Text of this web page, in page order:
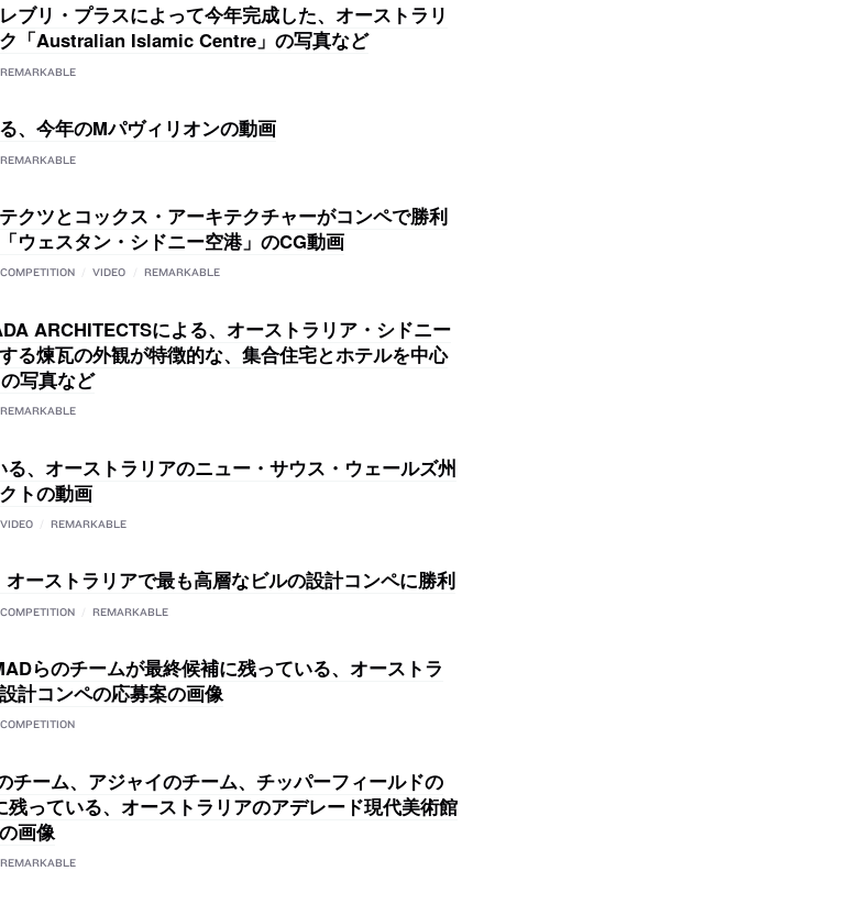
ブリ・プラスによって今年完成した、オーストラリ
「Australian Islamic Centre」の写真など
REMARKABLE
、今年のMパヴィリオンの動画
REMARKABLE
クツとコックス・アーキテクチャーがコンペで勝利
ウェスタン・シドニー空港」のCG動画
COMPETITION VIDEO REMARKABLE
ARCHITECTSによる、オーストラリア・シドニー
る煉瓦の外観が特徴的な、集合住宅とホテルを中心
写真など
REMARKABLE
、オーストラリアのニュー・サウス・ウェールズ州
トの動画
VIDEO REMARKABLE
ーストラリアで最も高層なビルの設計コンペに勝利
COMPETITION REMARKABLE
らのチームが最終候補に残っている、オーストラ
計コンペの応募案の画像
COMPETITION
チーム、アジャイのチーム、チッパーフィールドの
っている、オーストラリアのアデレード現代美術館
画像
REMARKABLE